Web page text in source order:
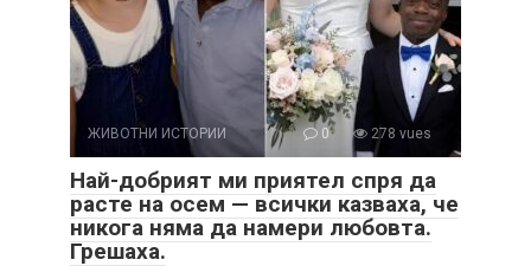
ЖИВОТНИ ИСТОРИИ 0 278 vues
Най-добрият ми приятел спря да
расте на осем — всички казваха, че
никога няма да намери любовта.
Грешаха.